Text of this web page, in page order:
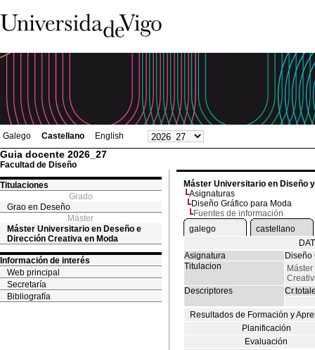
Galego Castellano English
Guia docente 2026_27
Facultad de Diseño
Titulaciones
Grado
Grao en Deseño
Máster
Máster Universitario en Deseño e
Dirección Creativa en Moda
Información de interés
Web principal
Secretaría
Bibliografía
Máster Universitario en Diseño
Asignaturas
Diseño Gráfico para Moda
Fuentes de información
galego
castellano
Asignatura
Diseño
Titulacion
Descriptores
Resultados de Formación y
Planificación
Evaluación